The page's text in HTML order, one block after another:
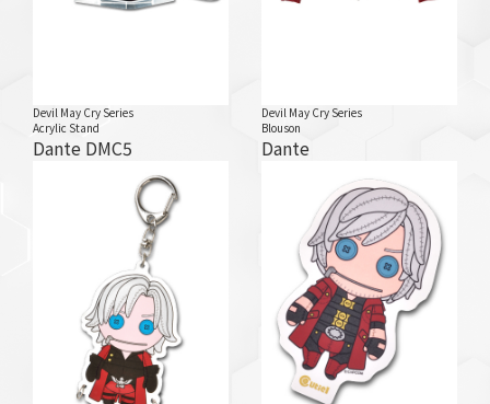
Devil May Cry Series
Acrylic Stand
Dante DMC5
Devil May Cry Series
Blouson
Dante